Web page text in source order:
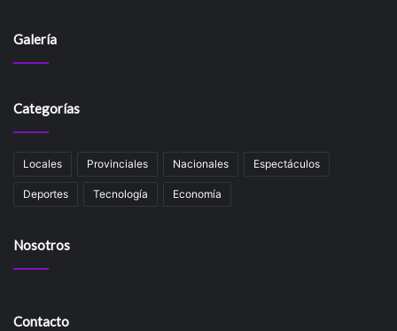
Galería
Categorías
Locales Provinciales Nacionales Espectáculos
Deportes Tecnología Economía
Nosotros
Contacto